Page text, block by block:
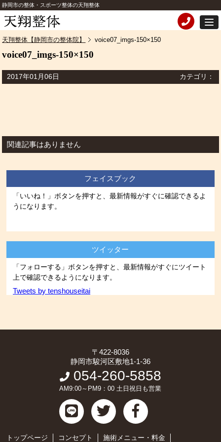
静岡市の整体・スポーツ整体の天翔整体
天翔整体【静岡市の整体院】 voice07_imgs-150×150
voice07_imgs-150×150
2017年01月06日 カテゴリ：
関連記事はありません
フェイスブック
「いいね！」ボタンを押すと、最新情報がすぐに確認できるよ
うになります。
ツイッター
「フォローする」ボタンを押すと、最新情報がすぐにツイート
上で確認できるようになります。
Tweets by tenshouseitai
〒422-8036
静岡市駿河区敷地1-1-36
054-260-5858
AM9:00～PM9：00 土日祝日も営業
トップページ コンセプト 施術メニュー・料金